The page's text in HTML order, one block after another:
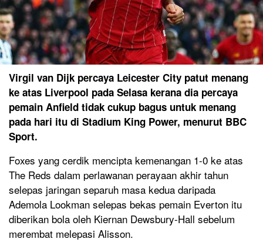
Virgil van Dijk percaya Leicester City patut menang
ke atas Liverpool pada Selasa kerana dia percaya
pemain Anfield tidak cukup bagus untuk menang
pada hari itu di Stadium King Power, menurut BBC
Sport.
Foxes yang cerdik mencipta kemenangan 1-0 ke atas
The Reds dalam perlawanan perayaan akhir tahun
selepas jaringan separuh masa kedua daripada
Ademola Lookman selepas bekas pemain Everton itu
diberikan bola oleh Kiernan Dewsbury-Hall sebelum
merembat melepasi Alisson.